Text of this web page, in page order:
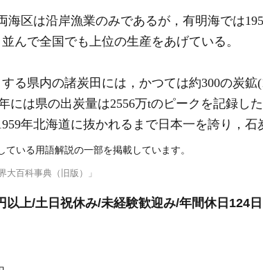
区は沿岸漁業のみであるが，有明海では
んで全国でも上位の生産をあげている。
る県内の諸炭田には，かつては約300の炭
には県の出炭量は2556万tのピークを記録
年北海道に抜かれるまで日本一を誇り，
いる用語解説の一部を掲載しています。
大百科事典（旧版）」
以上/土日祝休み/未経験歓迎み/年間休日124日